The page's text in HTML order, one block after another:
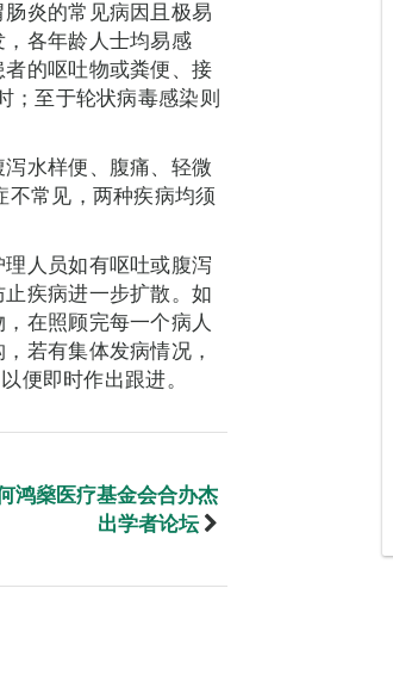
炎的常见病因且极易
各年龄人士均易感
的呕吐物或粪便、接
；至于轮状病毒感染则
水样便、腹痛、轻微
常见，两种疾病均须
人员如有呕吐或腹泻
疾病进一步扩散。如
在照顾完每一个病人
若有集体发病情况，
便即时作出跟进。
鸿燊医疗基金会合办杰
出学者论坛